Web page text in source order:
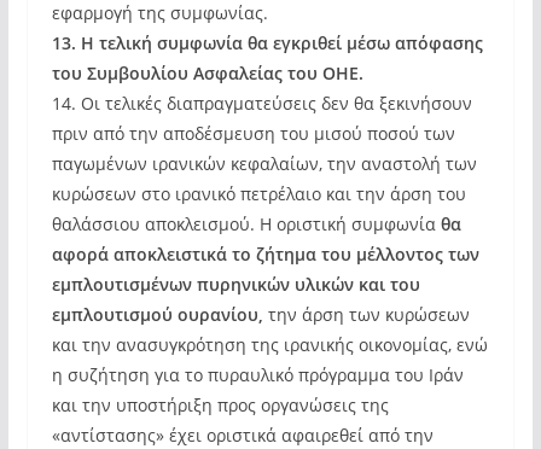
εφαρμογή της συμφωνίας.
13. Η τελική συμφωνία θα εγκριθεί μέσω απόφασης
του Συμβουλίου Ασφαλείας του ΟΗΕ.
14. Οι τελικές διαπραγματεύσεις δεν θα ξεκινήσουν
πριν από την αποδέσμευση του μισού ποσού των
παγωμένων ιρανικών κεφαλαίων, την αναστολή των
κυρώσεων στο ιρανικό πετρέλαιο και την άρση του
θαλάσσιου αποκλεισμού. Η οριστική συμφωνίαθα
αφορά αποκλειστικά το ζήτημα του μέλλοντος των
εμπλουτισμένων πυρηνικών υλικών και του
εμπλουτισμού ουρανίου, την άρση των κυρώσεων
και την ανασυγκρότηση της ιρανικής οικονομίας, ενώ
η συζήτηση για το πυραυλικό πρόγραμμα του Ιράν
και την υποστήριξη προς οργανώσεις της
«αντίστασης» έχει οριστικά αφαιρεθεί από την